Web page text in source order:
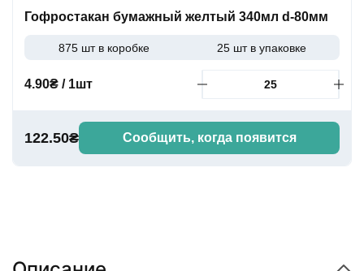
Гофростакан бумажный желтый 340мл d-80мм
875 шт в коробке 25 шт в упаковке
4.90₴ / 1шт
122.50₴ Сообщить, когда появится